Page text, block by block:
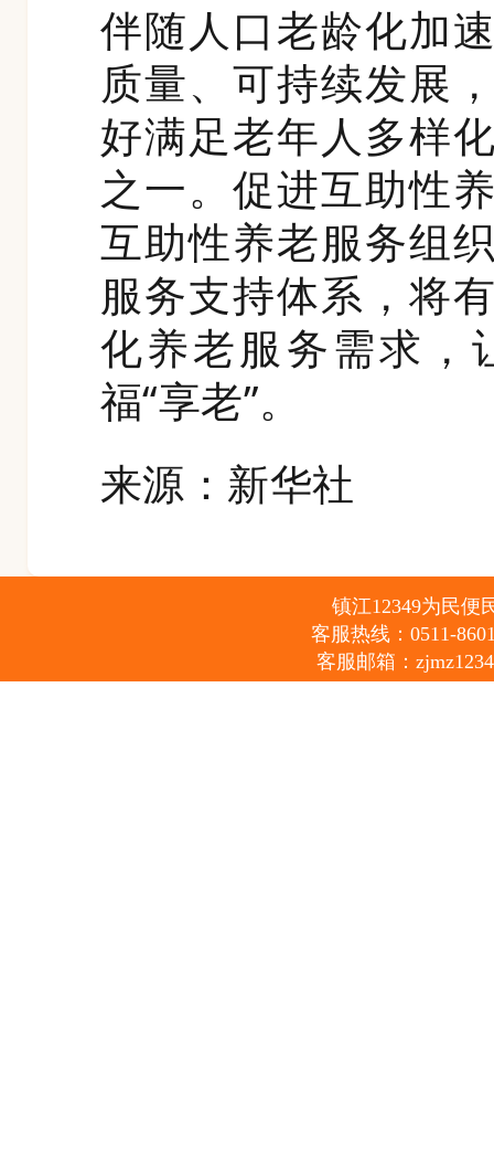
伴随人口老龄化加
质量、可持续发展
好满足老年人多样
之一。促进互助性
互助性养老服务组
服务支持体系，将
化养老服务需求，
福“享老”。
来源：新华社
镇江12349为民便
客服热线：0511-
客服邮箱：